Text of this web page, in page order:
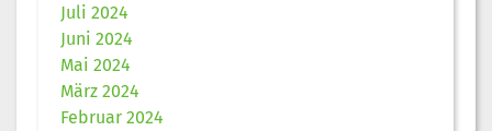
Juli 2024
Juni 2024
Mai 2024
März 2024
Februar 2024